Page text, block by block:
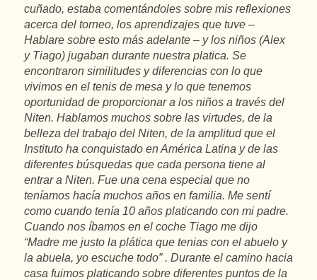
cuñado, estaba comentándoles sobre mis reflexiones
acerca del torneo, los aprendizajes que tuve –
Hablare sobre esto más adelante – y los niños (Alex
y Tiago) jugaban durante nuestra platica. Se
encontraron similitudes y diferencias con lo que
vivimos en el tenis de mesa y lo que tenemos
oportunidad de proporcionar a los niños a través del
Niten. Hablamos muchos sobre las virtudes, de la
belleza del trabajo del Niten, de la amplitud que el
Instituto ha conquistado en América Latina y de las
diferentes búsquedas que cada persona tiene al
entrar a Niten. Fue una cena especial que no
teníamos hacía muchos años en familia. Me sentí
como cuando tenía 10 años platicando con mi padre.
Cuando nos íbamos en el coche Tiago me dijo
“Madre me justo la plática que tenias con el abuelo y
la abuela, yo escuche todo” . Durante el camino hacia
casa fuimos platicando sobre diferentes puntos de la